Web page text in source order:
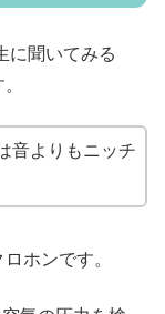
に聞いてみる
音よりもニッチ
ホンです。